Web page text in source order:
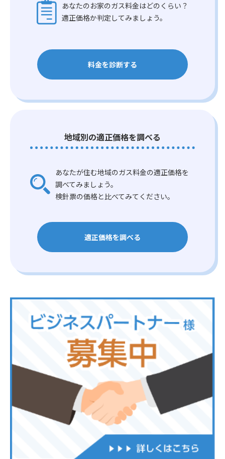
あなたのお家のガス料金はどのくらい？
適正価格か判定してみましょう。
料金を診断する
地域別の適正価格を調べる
あなたが住む地域のガス料金の適正価格を
調べてみましょう。
検針票の価格と比べてみてください。
適正価格を調べる